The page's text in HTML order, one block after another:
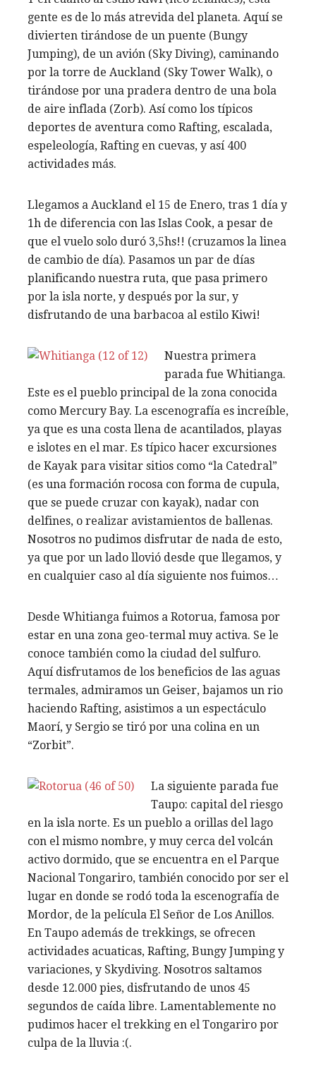
gente es de lo más atrevida del planeta. Aquí se
divierten tirándose de un puente (Bungy
Jumping), de un avión (Sky Diving), caminando
por la torre de Auckland (Sky Tower Walk), o
tirándose por una pradera dentro de una bola
de aire inflada (Zorb). Así como los típicos
deportes de aventura como Rafting, escalada,
espeleología, Rafting en cuevas, y así 400
actividades más.
Llegamos a Auckland el 15 de Enero, tras 1 día y
1h de diferencia con las Islas Cook, a pesar de
que el vuelo solo duró 3,5hs!! (cruzamos la linea
de cambio de día). Pasamos un par de días
planificando nuestra ruta, que pasa primero
por la isla norte, y después por la sur, y
disfrutando de una barbacoa al estilo Kiwi!
Nuestra primera
parada fue Whitianga.
Este es el pueblo principal de la zona conocida
como Mercury Bay. La escenografía es increíble,
ya que es una costa llena de acantilados, playas
e islotes en el mar. Es típico hacer excursiones
de Kayak para visitar sitios como “la Catedral”
(es una formación rocosa con forma de cupula,
que se puede cruzar con kayak), nadar con
delfines, o realizar avistamientos de ballenas.
Nosotros no pudimos disfrutar de nada de esto,
ya que por un lado llovió desde que llegamos, y
en cualquier caso al día siguiente nos fuimos…
Desde Whitianga fuimos a Rotorua, famosa por
estar en una zona geo-termal muy activa. Se le
conoce también como la ciudad del sulfuro.
Aquí disfrutamos de los beneficios de las aguas
termales, admiramos un Geiser, bajamos un rio
haciendo Rafting, asistimos a un espectáculo
Maorí, y Sergio se tiró por una colina en un
“Zorbit”.
La siguiente parada fue
Taupo: capital del riesgo
en la isla norte. Es un pueblo a orillas del lago
con el mismo nombre, y muy cerca del volcán
activo dormido, que se encuentra en el Parque
Nacional Tongariro, también conocido por ser el
lugar en donde se rodó toda la escenografía de
Mordor, de la película El Señor de Los Anillos.
En Taupo además de trekkings, se ofrecen
actividades acuaticas, Rafting, Bungy Jumping y
variaciones, y Skydiving. Nosotros saltamos
desde 12.000 pies, disfrutando de unos 45
segundos de caída libre. Lamentablemente no
pudimos hacer el trekking en el Tongariro por
culpa de la lluvia :(.